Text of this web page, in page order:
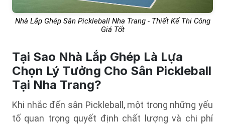
Nhà Lắp Ghép Sân Pickleball Nha Trang - Thiết Kế Thi Công
Giá Tốt
Tại Sao Nhà Lắp Ghép Là Lựa
Chọn Lý Tưởng Cho Sân Pickleball
Tại Nha Trang?
Khi nhắc đến sân Pickleball, một trong những yếu
tố quan trọng quyết định chất lượng và chi phí